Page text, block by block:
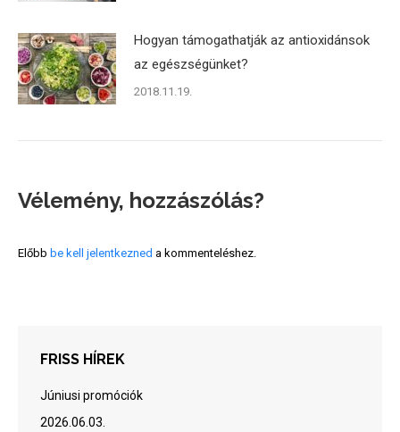
Hogyan támogathatják az antioxidánsok
az egészségünket?
2018.11.19.
Vélemény, hozzászólás?
Előbb be kell jelentkezned a kommenteléshez.
FRISS HÍREK
Júniusi promóciók
2026.06.03.